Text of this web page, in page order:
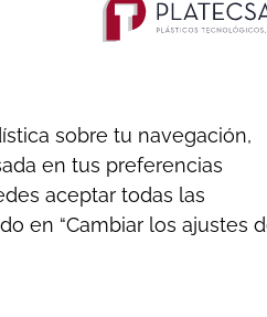
sobre tu navegación,
en tus preferencias
aceptar todas las
en “Cambiar los ajustes
Ver